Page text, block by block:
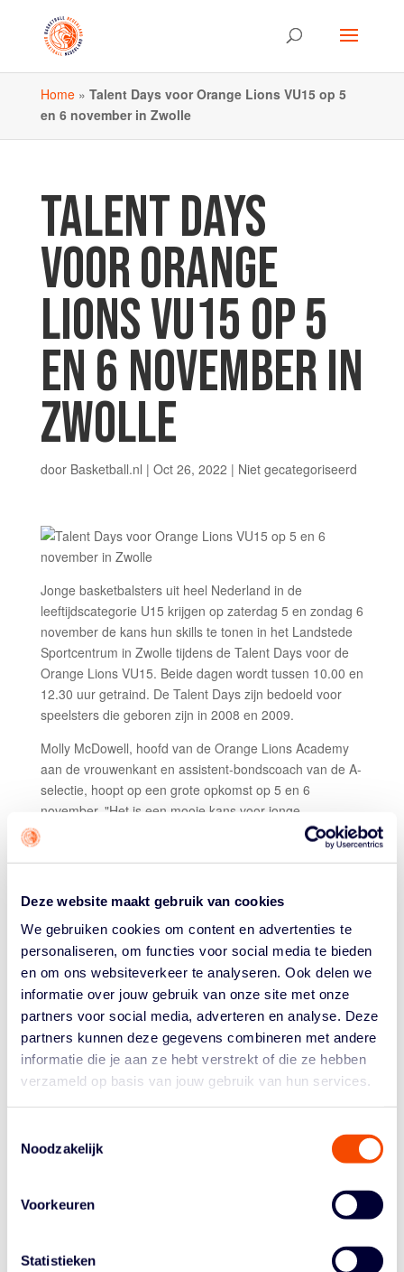
Deze website maakt gebruik van cookies
We gebruiken cookies om content en advertenties te
personaliseren, om functies voor social media te bieden
en om ons websiteverkeer te analyseren. Ook delen we
informatie over jouw gebruik van onze site met onze
partners voor social media, adverteren en analyse. Deze
partners kunnen deze gegevens combineren met andere
informatie die je aan ze hebt verstrekt of die ze hebben
verzameld op basis van jouw gebruik van hun services.
Noodzakelijk
Voorkeuren
Statistieken
Home» Talent Days voor Orange Lions VU15 op 5
en 6 november in Zwolle
TALENT DAYS
VOOR ORANGE
LIONS VU15 OP 5
EN 6 NOVEMBER IN
ZWOLLE
door Basketball.nl | Oct 26, 2022 | Niet gecategoriseerd
Jonge basketbalsters uit heel Nederland in de
leeftijdscategorie U15 krijgen op zaterdag 5 en zondag 6
november de kans hun skills te tonen in het Landstede
Sportcentrum in Zwolle tijdens de Talent Days voor de
Orange Lions VU15. Beide dagen wordt tussen 10.00 en
12.30 uur getraind. De Talent Days zijn bedoeld voor
speelsters die geboren zijn in 2008 en 2009.
Molly McDowell, hoofd van de Orange Lions Academy
aan de vrouwenkant en assistent-bondscoach van de A-
selectie, hoopt op een grote opkomst op 5 en 6
november. "Het is een mooie kans voor jonge
basketbalsters om zich te meten met hun
leeftijdsgenoten uit het hele land en te laten zien wat ze
meiden die ambitieus zijn en voor een plek in de
nationale U15 selectie willen gaan."
Geïnteresseerde speelsters die zich wil laten zien,
kunnen een mail sturen naar Andrea Congreaves
(andrea.congreaves@basketball.nl) met daarin de
volgende gegevens vermeld: naam, geboortedatum,
club, de dag (zaterdag of zondag) dat je wilt komen,
emailadres, nummer mobiele telefoon, naam van een
ouder, mobiele nummer van een ouder en emailadres
van een ouder. Meld je aan voor 3 donderdag
Overigens komen er begin 2023 nog twee Talent Days.
De data daarvoor worden binnenkort bekend gemaakt.
ELKE DEELNEEMSTER GRATIS NAAR
Extra leuk: alle deelneemesters aan de twee Talent